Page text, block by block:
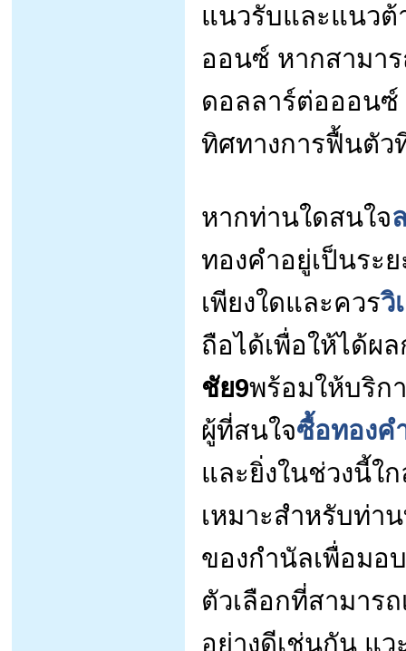
แนวรับและแนวต้
ออนซ์ หากสามา
ดอลลาร์ต่อออนซ์
ทิศทางการฟื้นตัว
หากท่านใดสนใจ
ทองคำอยู่เป็นระ
เพียงใดและควรวิ
ถือได้เพื่อให้ได้ผ
ชัย9พร้อมให้บริก
ผู้ที่สนใจซื้อทองค
และยิ่งในช่วงนี้ใ
เหมาะสำหรับท่า
ของกำนัลเพื่อมอ
ตัวเลือกที่สามาร
อย่างดีเช่นกัน แ